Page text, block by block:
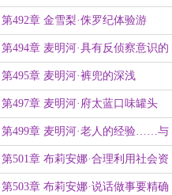
第492章 金雪梨·侏罗纪体验游
第494章 麦明河·具有反侦察意识的
居民
第495章 麦明河·裤兜的深浅
第497章 麦明河·府太蓝口味罐头
第499章 麦明河·老人的经验……与
身子骨
第501章 布莉安娜·合理利用社会资
源
第503章 布莉安娜·说话做事要精确